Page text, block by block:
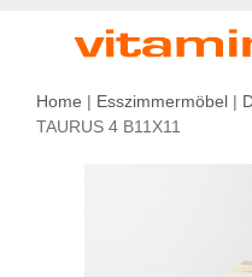
Home | Esszimmermöbel |
TAURUS 4 B11X11